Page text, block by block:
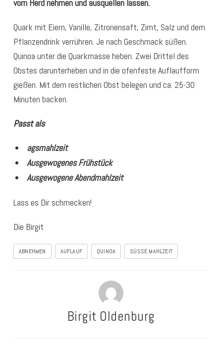
vom Herd nehmen und ausquellen lassen.
Quark mit Eiern, Vanille, Zitronensaft, Zimt, Salz und dem
Pflanzendrink verrühren. Je nach Geschmack süßen.
Quinoa unter die Quarkmasse heben. Zwei Drittel des
Obstes darunterheben und in die ofenfeste Auflaufform
gießen. Mit dem restlichen Obst belegen und ca. 25-30
Minuten backen.
Passt als
agsmahlzeit
Ausgewogenes Frühstück
Ausgewogene Abendmahlzeit
Lass es Dir schmecken!
Die Birgit
ABNEHMEN AUFLAUF QUINOA SÜSSE MAHLZEIT
Birgit Oldenburg